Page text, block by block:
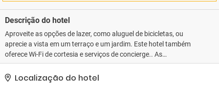
Descrição do hotel
Aproveite as opções de lazer, como aluguel de bicicletas, ou
aprecie a vista em um terraço e um jardim. Este hotel também
oferece Wi-Fi de cortesia e serviços de concierge.. As
comodidades presentes incluem serviço de lavanderia e lavagem
a seco, balcão de recepção 24 horas e armazenamento para
bagagem. Estacionamento grátis sem manobrista está disponível
Localização do hotel